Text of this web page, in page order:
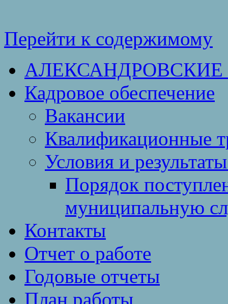
Перейти к содержимому
АЛЕКСАНДРОВСКИЕ
Кадровое обеспечение
Вакансии
Квалификационные
Условия и
Порядок
муниципальную
Контакты
Отчет о работе
Годовые отчеты
План работы